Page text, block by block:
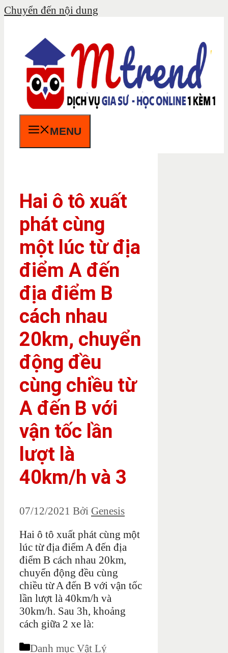
Chuyển đến nội dung
MENU
Hai ô tô xuất
phát cùng
một lúc từ địa
điểm A đến
địa điểm B
cách nhau
20km, chuyển
động đều
cùng chiều từ
A đến B với
vận tốc lần
lượt là
40km/h và 3
07/12/2021 Bởi Genesis
Hai ô tô xuất phát cùng một
lúc từ địa điểm A đến địa
điểm B cách nhau 20km,
chuyển động đều cùng
chiều từ A đến B với vận tốc
lần lượt là 40km/h và
30km/h. Sau 3h, khoảng
cách giữa 2 xe là:
Danh mục Vật Lý